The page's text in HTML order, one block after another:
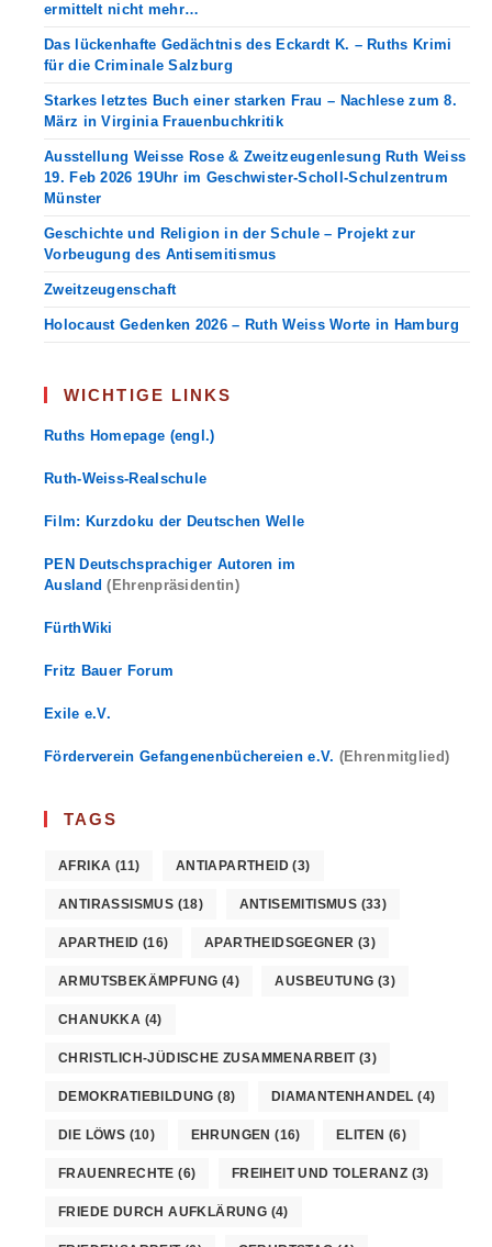
ermittelt nicht mehr…
Das lückenhafte Gedächtnis des Eckardt K. – Ruths Krimi
für die Criminale Salzburg
Starkes letztes Buch einer starken Frau – Nachlese zum 8.
März in Virginia Frauenbuchkritik
Ausstellung Weisse Rose & Zweitzeugenlesung Ruth Weiss
19. Feb 2026 19Uhr im Geschwister-Scholl-Schulzentrum
Münster
Geschichte und Religion in der Schule – Projekt zur
Vorbeugung des Antisemitismus
Zweitzeugenschaft
Holocaust Gedenken 2026 – Ruth Weiss Worte in Hamburg
WICHTIGE LINKS
Ruths Homepage (engl.)
Ruth-Weiss-Realschule
Film: Kurzdoku der Deutschen Welle
PEN Deutschsprachiger Autoren im
Ausland(Ehrenpräsidentin)
FürthWiki
Fritz Bauer Forum
Exile e.V.
Förderverein Gefangenenbüchereien e.V. (Ehrenmitglied)
TAGS
AFRIKA (11) ANTIAPARTHEID(3)
ANTIRASSISMUS (18) ANTISEMITISMUS (33)
APARTHEID (16) APARTHEIDSGEGNER (3)
ARMUTSBEKÄMPFUNG (4) AUSBEUTUNG (3)
CHANUKKA (4)
CHRISTLICH-JÜDISCHE ZUSAMMENARBEIT(3)
DEMOKRATIEBILDUNG (8) DIAMANTENHANDEL (4)
DIE LÖWS (10) EHRUNGEN (16) ELITEN (6)
FRAUENRECHTE (6) FREIHEIT UND TOLERANZ (3)
FRIEDE DURCH AUFKLÄRUNG (4)